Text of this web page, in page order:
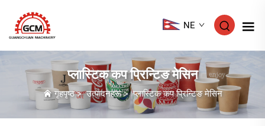
NE
प्लास्टिक कप प्रिन्टिङ मेसिन
गृहपृष्ठ>उत्पादनहरू>प्लास्टिक कप प्रिन्टिङ मेसिन